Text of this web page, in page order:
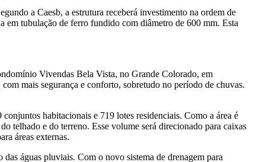
a Caesb, a estrutura receberá investimento na ordem de
em tubulação de ferro fundido com diâmetro de 600 mm. Esta
Vivendas Bela Vista, no Grande Colorado, em
mais segurança e conforto, sobretudo no período de chuvas.
habitacionais e 719 lotes residenciais. Como a área é
telhado e do terreno. Esse volume será direcionado para caixas
áreas externas.
águas pluviais. Com o novo sistema de drenagem para